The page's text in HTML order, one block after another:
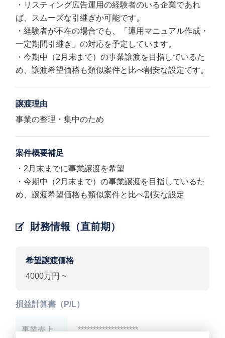
・リスティング広告運用の経験者のいる企業であれ
ば、スムーズな引継ぎか可能です。
・経験者が不在の場合でも、「運用マニュアル作成・
一定期間引継ぎ」の対応を予定しています。
・今期中（2月末まで）の事業譲渡を目指しているた
め、譲渡希望価格も類似案件と比べ割安な設定です。
譲渡理由
事業の整理・集中のため
案件概要補足
・2月末までに事業譲渡を希望
・今期中（2月末まで）の事業譲渡を目指しているた
め、譲渡希望価格も類似案件と比べ割安な設定
財務情報（直前期）
希望譲渡価格
4000万円 ~
損益計算書（P/L）
事業売上 ********************